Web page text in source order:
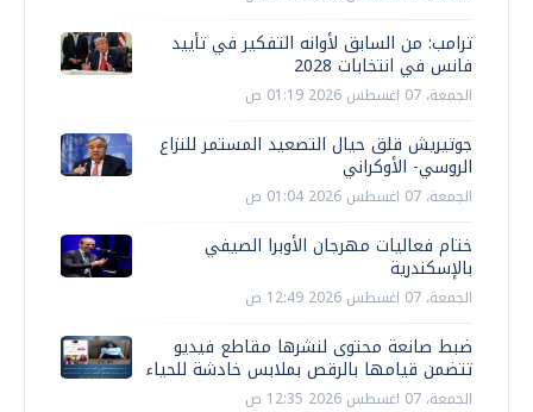
ترامب: من السابق لأوانه التفكير في تأييد
فانس في انتخابات 2028
الجمعة، 07 اغسطس 2026 01:19 ص
جوتيريش قلق حيال التصعيد المستمر للنزاع
الروسي- الأوكراني
الجمعة، 07 اغسطس 2026 01:04 ص
ختام فعاليات مهرجان الأوبرا الصيفي
بالإسكندرية
الجمعة، 07 اغسطس 2026 12:49 ص
ضبط صانعة محتوى لنشرها مقاطع فيديو
تتضمن قيامها بالرقص بملابس خادشة للحياء
الجمعة، 07 اغسطس 2026 12:35 ص